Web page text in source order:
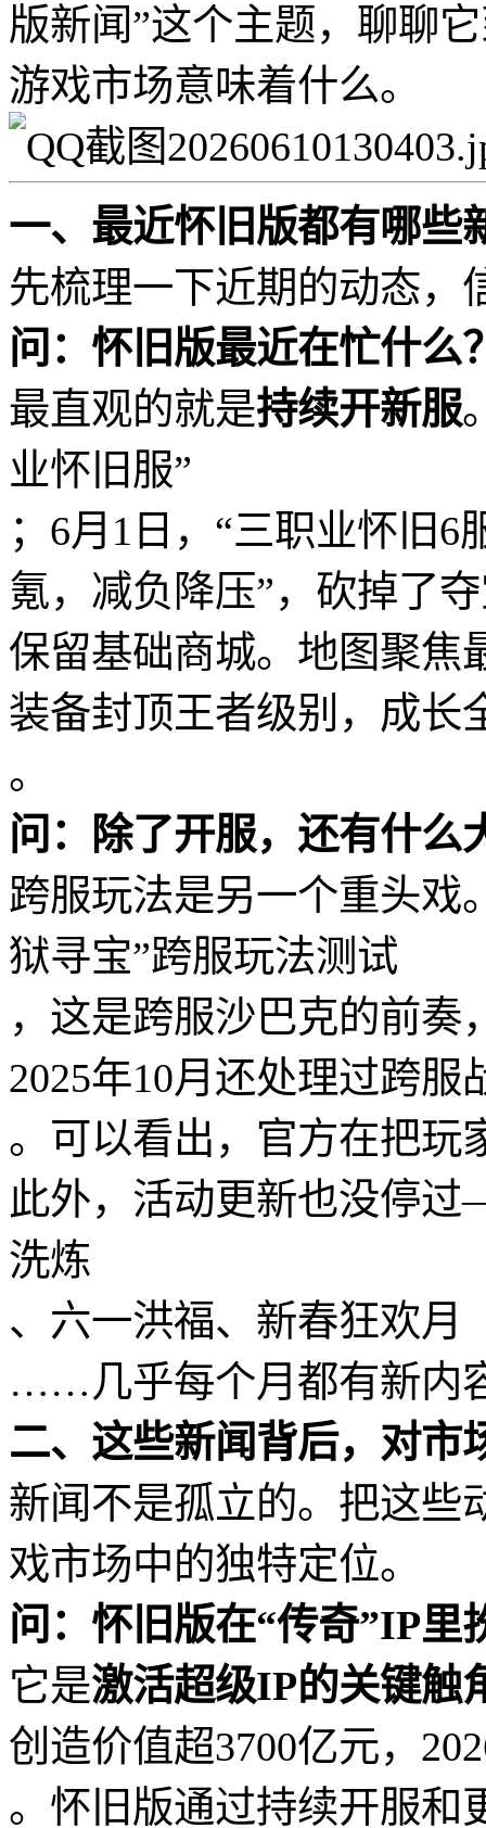
版新闻”这个主题，聊聊
游戏市场意味着什么。
一、最近怀旧版都有哪些
先梳理一下近期的动态，
问：怀旧版最近在忙什么
最直观的就是持续开新服
业怀旧服”
；6月1日，“三职业怀旧6
氪，减负降压”，砍掉了
保留基础商城。地图聚焦
装备封顶王者级别，成长
。
问：除了开服，还有什么
跨服玩法是另一个重头戏
狱寻宝”跨服玩法测试
，这是跨服沙巴克的前奏
2025年10月还处理过跨服
。可以看出，官方在把玩
此外，活动更新也没停
洗炼
、六一洪福、新春狂欢月
……几乎每个月都有新内
二、这些新闻背后，对市
新闻不是孤立的。把这些
戏市场中的独特定位。
问：怀旧版在“传奇”IP里
它是激活超级IP的关键触
创造价值超3700亿元，
。怀旧版通过持续开服和